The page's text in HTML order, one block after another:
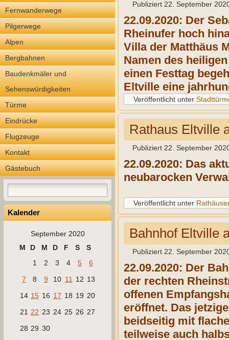
Fernwanderwege
Pilgerwege
Alpen
Bergbahnen
Baudenkmäler und
Sehenswürdigkeiten
Türme
Eindrücke
Flugzeuge
Kontakt
Gästebuch
Kalender
September 2020
M
D M D F S
S
1
2 3 4 5
6
7
8 9 10 11 12 13
14 15 16 17 18 19 20
21 22 23 24 25 26 27
28 29 30
Publiziert 22. September
22.09.2020: Der
Rheinufer hoch
Villa der Matthäus
Namen des
einen Festtag
Eltville eine
Veröffentlicht unter
Rathaus Eltville
Publiziert 22. September
22.09.2020: Das
neubarocken
Veröffentlicht unter
Bahnhof Eltville
Publiziert 22. September
22.09.2020: Der
der rechten
offenen
eröffnet. Das
beidseitig mit
teilweise auch